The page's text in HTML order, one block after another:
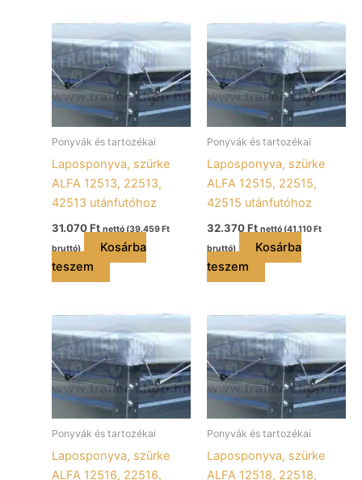
Ponyvák és tartozékai
Laposponyva, szürke
ALFA 12513, 22513,
42513 utánfutóhoz
31.070Ft nettó (39.459Ft
bruttó)
Kosárba
teszem
Ponyvák és tartozékai
Laposponyva, szürke
ALFA 12515, 22515,
42515 utánfutóhoz
32.370Ft nettó (41.110Ft
bruttó)
Kosárba
teszem
Ponyvák és tartozékai
Laposponyva, szürke
ALFA 12516, 22516,
Ponyvák és tartozékai
Laposponyva, szürke
ALFA 12518, 22518,